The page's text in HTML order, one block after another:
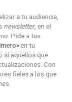
a tu audiencia,
newsletter, en el
Pide a tus
en tu
sí aquellos que
Con
fieles a los que